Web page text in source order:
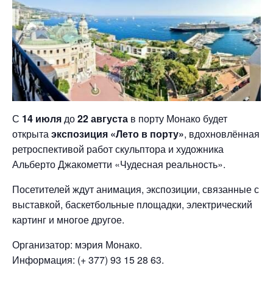
С 14 июлядо22 августа в порту Монако будет
открытаэкспозиция «Лето в порту», вдохновлённая
ретроспективой работ скульптора и художника
Альберто Джакометти «Чудесная реальность».
Посетителей ждут анимация, экспозиции, связанные с
выставкой, баскетбольные площадки, электрический
картинг и многое другое.
Организатор: мэрия Монако.
Информация: (+ 377) 93 15 28 63.